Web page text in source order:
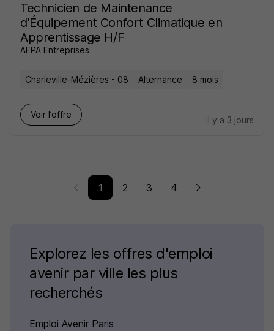
Technicien de Maintenance
d'Équipement Confort Climatique en
Apprentissage H/F
AFPA Entreprises
Charleville-Mézières - 08 Alternance 8 mois
Voir l’offre
il y a 3 jours
1 2 3 4
Explorez les offres d'emploi
avenir par ville les plus
recherchés
Emploi Avenir Paris